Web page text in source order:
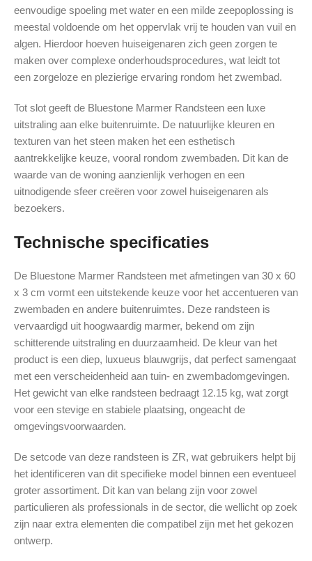
eenvoudige spoeling met water en een milde zeepoplossing is
meestal voldoende om het oppervlak vrij te houden van vuil en
algen. Hierdoor hoeven huiseigenaren zich geen zorgen te
maken over complexe onderhoudsprocedures, wat leidt tot
een zorgeloze en plezierige ervaring rondom het zwembad.
Tot slot geeft de Bluestone Marmer Randsteen een luxe
uitstraling aan elke buitenruimte. De natuurlijke kleuren en
texturen van het steen maken het een esthetisch
aantrekkelijke keuze, vooral rondom zwembaden. Dit kan de
waarde van de woning aanzienlijk verhogen en een
uitnodigende sfeer creëren voor zowel huiseigenaren als
bezoekers.
Technische specificaties
De Bluestone Marmer Randsteen met afmetingen van 30 x 60
x 3 cm vormt een uitstekende keuze voor het accentueren van
zwembaden en andere buitenruimtes. Deze randsteen is
vervaardigd uit hoogwaardig marmer, bekend om zijn
schitterende uitstraling en duurzaamheid. De kleur van het
product is een diep, luxueus blauwgrijs, dat perfect samengaat
met een verscheidenheid aan tuin- en zwembadomgevingen.
Het gewicht van elke randsteen bedraagt 12.15 kg, wat zorgt
voor een stevige en stabiele plaatsing, ongeacht de
omgevingsvoorwaarden.
De setcode van deze randsteen is ZR, wat gebruikers helpt bij
het identificeren van dit specifieke model binnen een eventueel
groter assortiment. Dit kan van belang zijn voor zowel
particulieren als professionals in de sector, die wellicht op zoek
zijn naar extra elementen die compatibel zijn met het gekozen
ontwerp.